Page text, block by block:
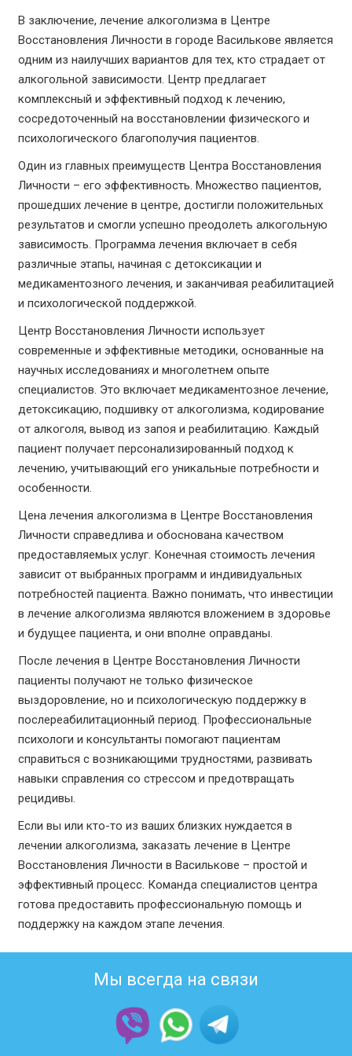
В заключение, лечение алкоголизма в Центре
Восстановления Личности в городе Василькове является
одним из наилучших вариантов для тех, кто страдает от
алкогольной зависимости. Центр предлагает
комплексный и эффективный подход к лечению,
сосредоточенный на восстановлении физического и
психологического благополучия пациентов.
Один из главных преимуществ Центра Восстановления
Личности – его эффективность. Множество пациентов,
прошедших лечение в центре, достигли положительных
результатов и смогли успешно преодолеть алкогольную
зависимость. Программа лечения включает в себя
различные этапы, начиная с детоксикации и
медикаментозного лечения, и заканчивая реабилитацией
и психологической поддержкой.
Центр Восстановления Личности использует
современные и эффективные методики, основанные на
научных исследованиях и многолетнем опыте
специалистов. Это включает медикаментозное лечение,
детоксикацию, подшивку от алкоголизма, кодирование
от алкоголя, вывод из запоя и реабилитацию. Каждый
пациент получает персонализированный подход к
лечению, учитывающий его уникальные потребности и
особенности.
Цена лечения алкоголизма в Центре Восстановления
Личности справедлива и обоснована качеством
предоставляемых услуг. Конечная стоимость лечения
зависит от выбранных программ и индивидуальных
потребностей пациента. Важно понимать, что инвестиции
в лечение алкоголизма являются вложением в здоровье
и будущее пациента, и они вполне оправданы.
После лечения в Центре Восстановления Личности
пациенты получают не только физическое
выздоровление, но и психологическую поддержку в
послереабилитационный период. Профессиональные
психологи и консультанты помогают пациентам
справиться с возникающими трудностями, развивать
навыки справления со стрессом и предотвращать
рецидивы.
Если вы или кто-то из ваших близких нуждается в
лечении алкоголизма, заказать лечение в Центре
Восстановления Личности в Василькове – простой и
эффективный процесс. Команда специалистов центра
готова предоставить профессиональную помощь и
поддержку на каждом этапе лечения.
Мы всегда на связи